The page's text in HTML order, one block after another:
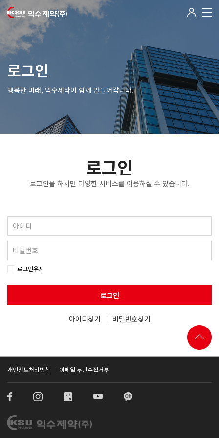
로그인
행복한 미래, 익수제약이 함께 만들어갑니다.
로그인
로그인을 하시면 다양한 서비스를 이용하실 수 있습니다.
로그인유지
로그인
아이디찾기 비밀번호찾기
개인정보처리방침 이메일 무단수집거부